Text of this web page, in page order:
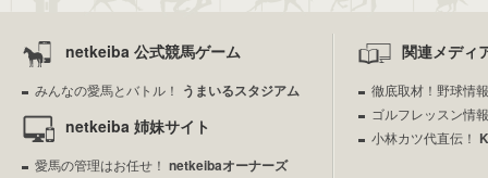
netkeiba 公式競馬ゲーム
みんなの愛馬とバトル！ うまいるスタジアム
netkeiba 姉妹サイト
愛馬の管理はお任せ！ netkeibaオーナーズ
関連メディ
徹底取材！野球情
ゴルフレッスン情
小林カツ代直伝！